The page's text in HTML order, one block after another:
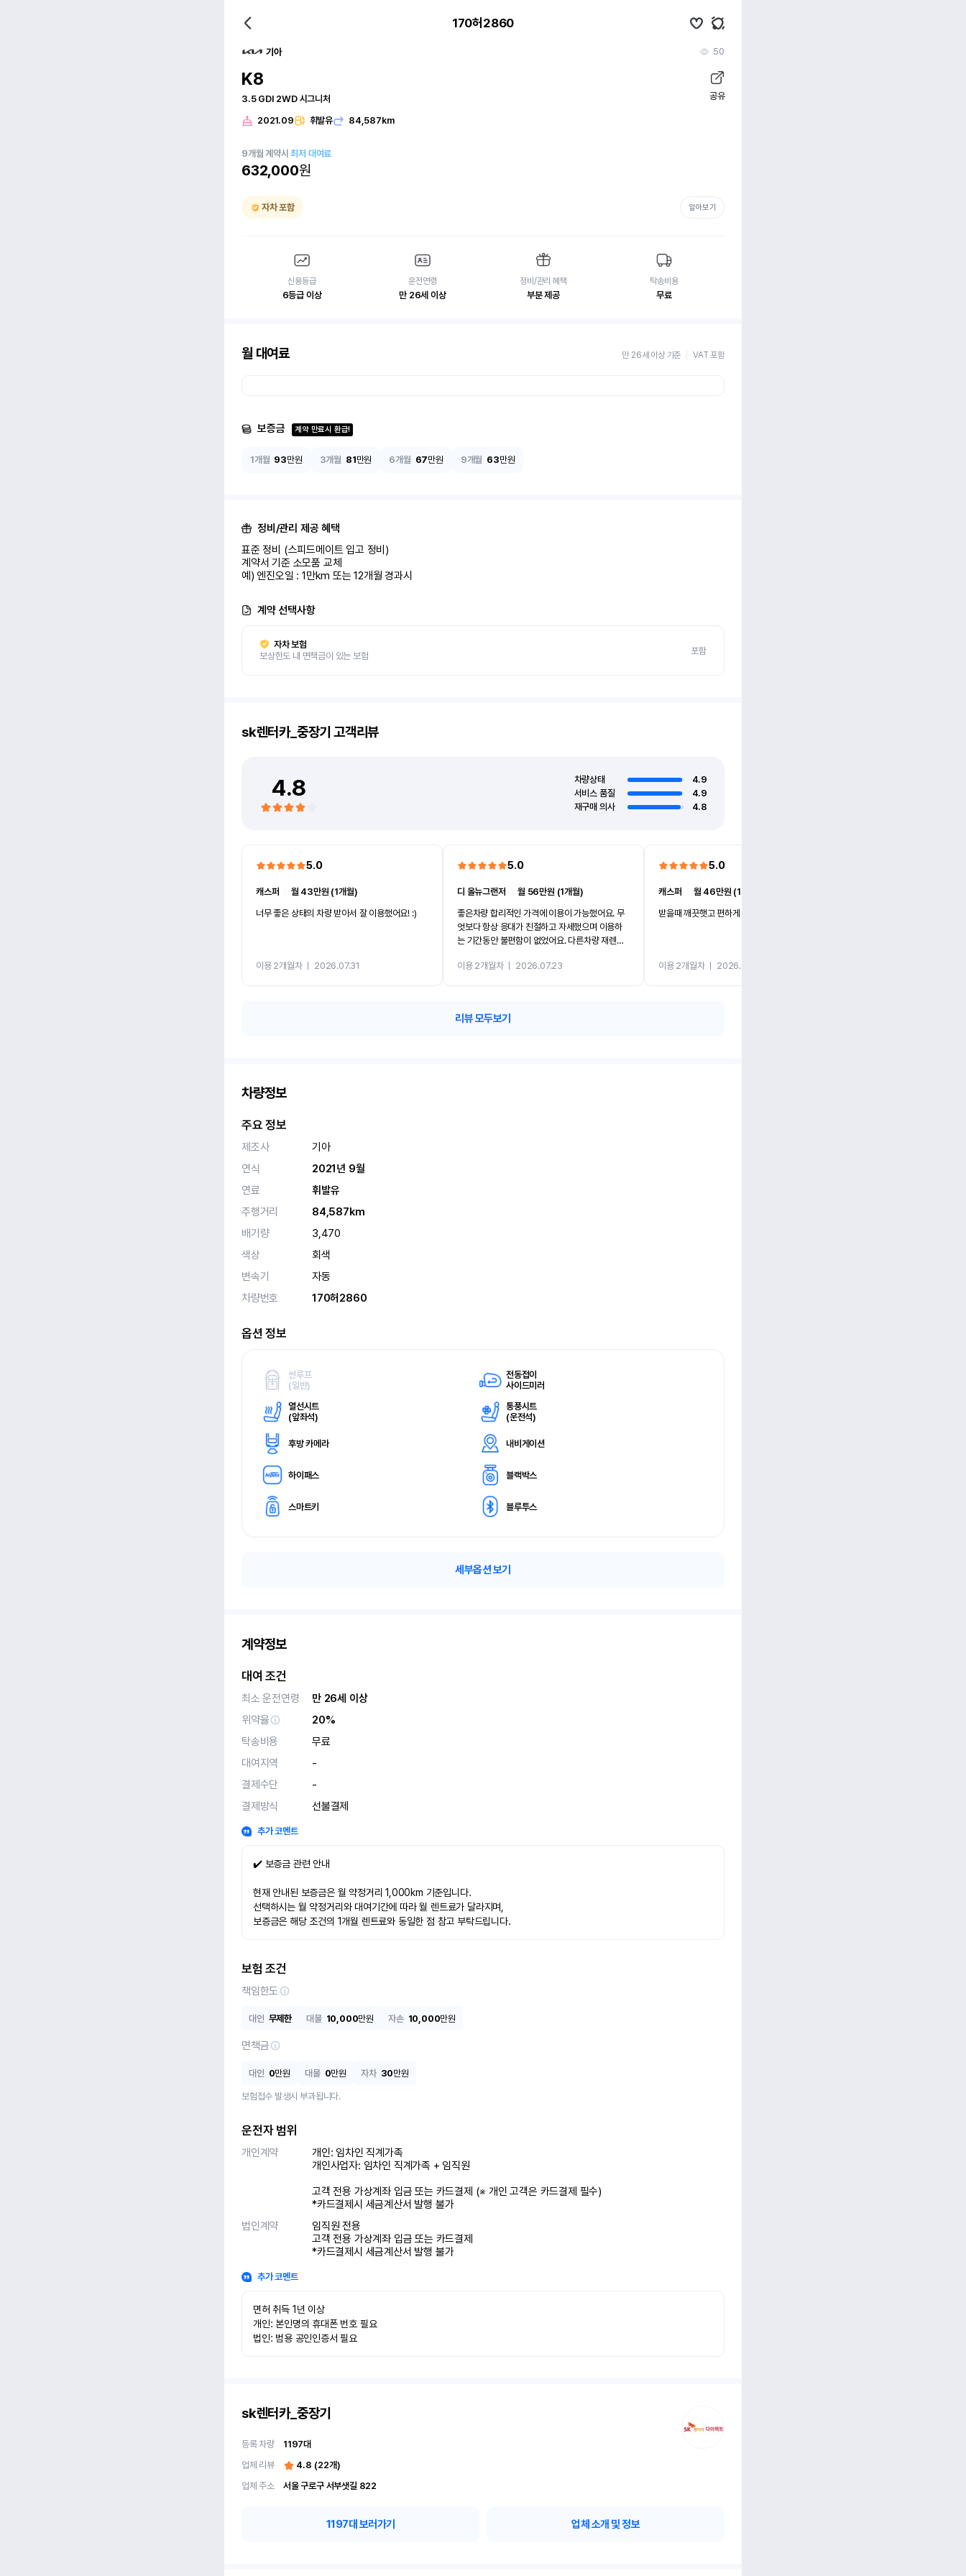
170허2860
기아 50
K8
3.5 GDI 2WD 시그니처 공유
2021.09 휘발유 84,587km
9개월 계약시최저 대여료
632,000원
자차 포함 알아보기
신용등급
6등급 이상
운전연령
만 26세 이상
정비/관리 혜택
부분 제공
탁송비용
무료
월 대여료 만 26세 이상 기준 VAT 포함
보증금 계약 만료시 환급!
1개월 93만원 3개월 81만원 6개월 67만원 9개월 63만원
정비/관리 제공 혜택
표준 정비 (스피드메이트 입고 정비)
계약서 기준 소모품 교체
예) 엔진오일 : 1만km 또는 12개월 경과시
계약 선택사항
자차 보험
보상한도 내 면책금이 있는 보험
포함
sk렌터카_중장기 고객리뷰
4.8 차량상태
4.9
서비스 품질
4.9
재구매 의사
4.8
5.0
캐스퍼
월 43만원 (1개월)
너무 좋은 상태의 차량 받아서 잘 이용했어요! :)
이용 2개월차ㅣ 2026.07.31
5.0
디 올뉴그랜저 ㅣ월 56만원 (1개월)
좋은차량 합리적인 가격에 이용이 가능했어요. 무
엇보다 항상 응대가 친절하고 자세했으며 이용하
는 기간동안 불편함이 없었어요. 다른차량 재렌트
카 렌트 고민없이 강추합니다!!
이용 2개월차ㅣ 2026.07.23
5.0
캐스퍼
월 46만원 (1개월)
받을때 깨끗햇고 편하게 잘이용했습니다!
이용 2개월차ㅣ 2026.07.08
리뷰 모두보기
차량정보
주요 정보
제조사
기아
연식
2021년 9월
연료
휘발유
주행거리
84,587km
배기량
3,470
색상
회색
변속기
자동
차량번호
170허2860
옵션 정보
썬루프
(일반)
전동접이
사이드미러
열선시트
(앞좌석)
통풍시트
(운전석)
후방 카메라 내비게이션
하이패스 블랙박스
스마트키 블루투스
세부옵션 보기
계약정보
대여 조건
최소 운전연령
만 26세 이상
위약율
20%
탁송비용
무료
대여지역
-
결제수단
-
결제방식
선불결제
추가 코멘트
✔️ 보증금 관련 안내
현재 안내된 보증금은 월 약정거리 1,000km 기준입니다.
선택하시는 월 약정거리와 대여기간에 따라 월 렌트료가 달라지며,
보증금은 해당 조건의 1개월 렌트료와 동일한 점 참고 부탁드립니다.
보험 조건
책임한도
대인 무제한 대물 10,000만원 자손 10,000만원
면책금
대인 0만원 대물 0만원 자차 30만원
보험접수 발생시 부과됩니다.
운전자 범위
개인계약
개인: 임차인 직계가족
개인사업자: 임차인 직계가족 + 임직원
고객 전용 가상계좌 입금 또는 카드결제 (※ 개인 고객은 카드결제 필수)
*카드결제시 세금계산서 발행 불가
법인계약
임직원 전용
고객 전용 가상계좌 입금 또는 카드결제
*카드결제시 세금계산서 발행 불가
추가 코멘트
면허 취득 1년 이상
개인: 본인명의 휴대폰 번호 필요
법인: 범용 공인인증서 필요
sk렌터카_중장기
등록 차량 1197대
업체 리뷰
4.8 (22개)
업체 주소
서울 구로구 서부샛길 822
1197대 보러가기 업체 소개 및 정보